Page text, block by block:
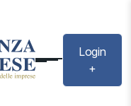
Login
+